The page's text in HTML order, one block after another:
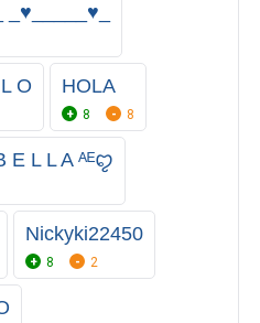
O HOLA
8 8
E L L A ᴬᴱꨄ
Nickyki22450
8 2